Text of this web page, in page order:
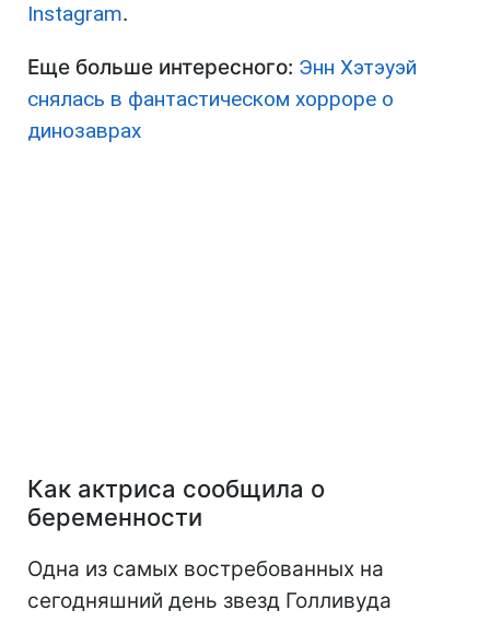
Instagram.
Еще больше интересного: Энн Хэтэуэй
снялась в фантастическом хорроре о
динозаврах
Как актриса сообщила о
беременности
Одна из самых востребованных на
сегодняшний день звезд Голливуда